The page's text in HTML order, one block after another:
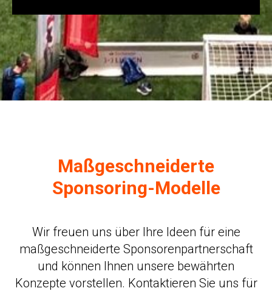
Maßgeschneiderte
Sponsoring-Modelle
Wir freuen uns über Ihre Ideen für eine
maßgeschneiderte Sponsorenpartnerschaft
und können Ihnen unsere bewährten
Konzepte vorstellen. Kontaktieren Sie uns für